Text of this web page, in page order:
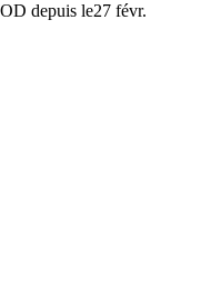
depuis le27 févr.